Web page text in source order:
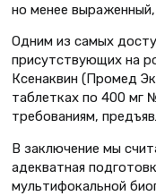
но менее
Одним из самых
присутствующих на
Ксенаквин (Промед
таблетках по 400 мг
требованиям,
В заключение мы
адекватная
мультифокальной